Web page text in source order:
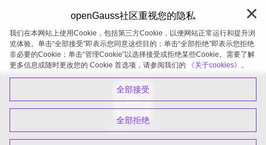
openGauss 2026-08-07 19:58:11
openGauss社区重视您的隐私
我们在本网站上使用Cookie，包括第三方Cookie，以便网站正常运行和提升浏
览体验。单击“全部接受”即表示您同意这些目的；单击“全部拒绝”即表示您拒绝
非必要的Cookie；单击“管理Cookie”以选择接受或拒绝某些Cookie。需要了解
更多信息或随时更改您的 Cookie 首选项，请参阅我们的
《关于cookies》。
全部接受
全部拒绝